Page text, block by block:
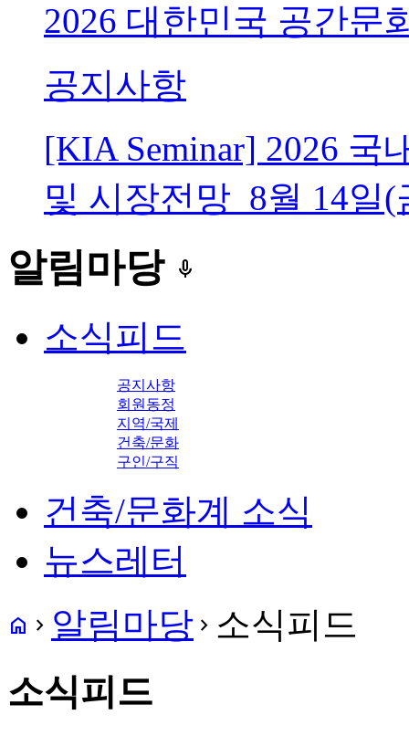
2026 대한민국 공간문
공지사항
[KIA Seminar] 2026 국
및 시장전망_8월 14일(
알림마당 keyboard_voice
소식피드
공지사항
회원동정
지역/국제
건축/문화
구인/구직
건축/문화계 소식
뉴스레터
home navigate_next 알림마당 navigate_next 소식피드
소식피드